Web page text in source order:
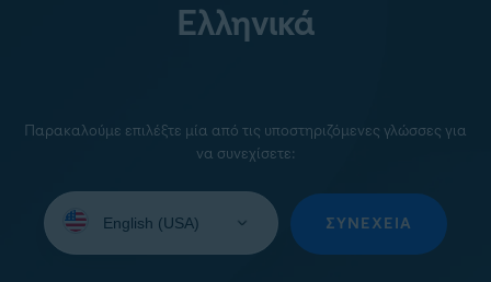
Ελληνικά
Παρακαλούμε επιλέξτε μία από τις υποστηριζόμενες γλώσσες για
να συνεχίσετε:
your
ΣΥΝΈΧΕΙΑ